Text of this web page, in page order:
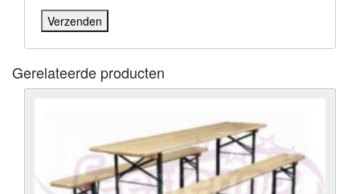
Gerelateerde producten